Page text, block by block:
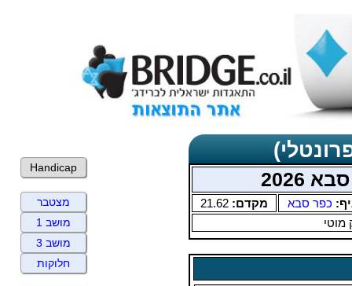
2026
כפר סבא מקדם: 21.62
מוטי
Handicap
מצטבר
מושב 1
מושב 3
חלוקות